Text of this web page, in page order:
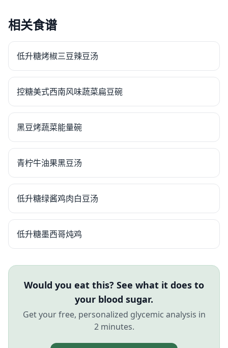
相关食谱
低升糖烤椒三豆辣豆汤
控糖美式西南风味蔬菜扁豆碗
黑豆烤蔬菜能量碗
青柠牛油果黑豆汤
低升糖绿酱鸡肉白豆汤
低升糖墨西哥炖鸡
Would you eat this? See what it does to
your blood sugar.
Get your free, personalized glycemic analysis in
2 minutes.